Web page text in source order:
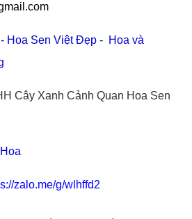
Hoa Sen Việt Đẹp - Hoa và
Cây Xanh Cảnh Quan Hoa Sen
zalo.me/g/wlhffd2